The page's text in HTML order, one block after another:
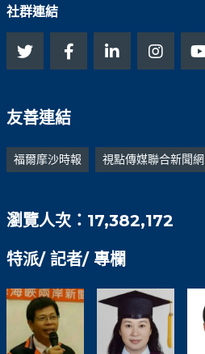
社群連結
友善連結
福爾摩沙時報 視點傳媒聯合新聞網
瀏覽人次：17,382,172
特派/ 記者/ 專欄